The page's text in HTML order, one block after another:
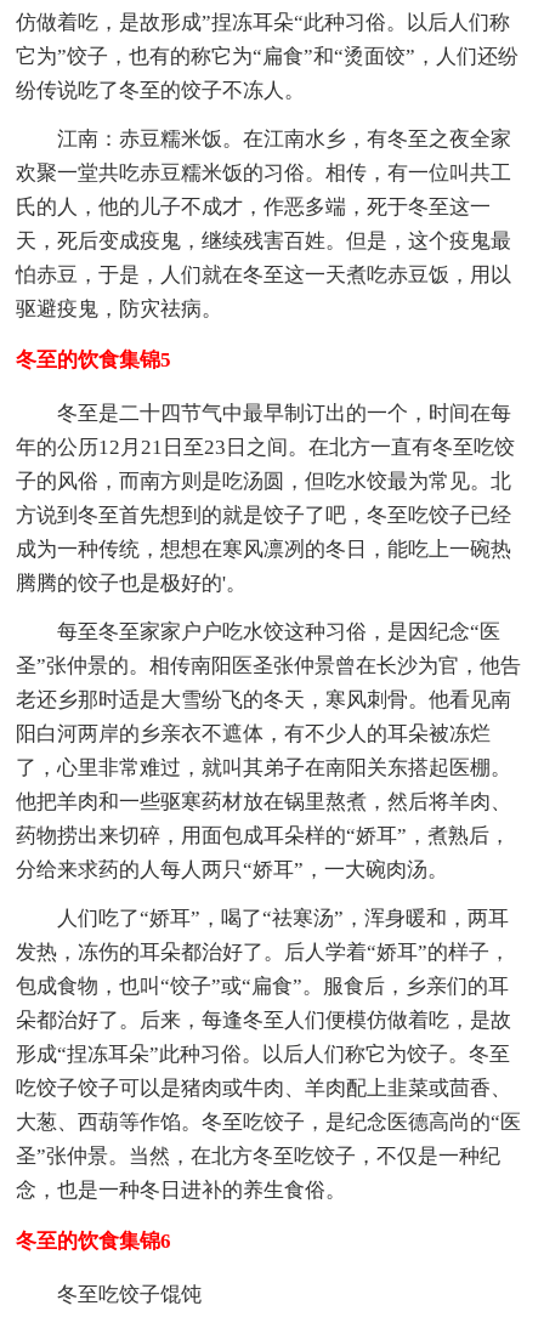
仿做着吃，是故形成”捏冻耳朵“此种习俗。以后人们称
它为”饺子，也有的称它为“扁食”和“烫面饺”，人们还纷
纷传说吃了冬至的饺子不冻人。
江南：赤豆糯米饭。在江南水乡，有冬至之夜全家
欢聚一堂共吃赤豆糯米饭的习俗。相传，有一位叫共工
氏的人，他的儿子不成才，作恶多端，死于冬至这一
天，死后变成疫鬼，继续残害百姓。但是，这个疫鬼最
怕赤豆，于是，人们就在冬至这一天煮吃赤豆饭，用以
驱避疫鬼，防灾祛病。
冬至的饮食集锦5
冬至是二十四节气中最早制订出的一个，时间在每
年的公历12月21日至23日之间。在北方一直有冬至吃饺
子的风俗，而南方则是吃汤圆，但吃水饺最为常见。北
方说到冬至首先想到的就是饺子了吧，冬至吃饺子已经
成为一种传统，想想在寒风凛冽的冬日，能吃上一碗热
腾腾的饺子也是极好的'。
每至冬至家家户户吃水饺这种习俗，是因纪念“医
圣”张仲景的。相传南阳医圣张仲景曾在长沙为官，他告
老还乡那时适是大雪纷飞的冬天，寒风刺骨。他看见南
阳白河两岸的乡亲衣不遮体，有不少人的耳朵被冻烂
了，心里非常难过，就叫其弟子在南阳关东搭起医棚。
他把羊肉和一些驱寒药材放在锅里熬煮，然后将羊肉、
药物捞出来切碎，用面包成耳朵样的“娇耳”，煮熟后，
分给来求药的人每人两只“娇耳”，一大碗肉汤。
人们吃了“娇耳”，喝了“祛寒汤”，浑身暖和，两耳
发热，冻伤的耳朵都治好了。后人学着“娇耳”的样子，
包成食物，也叫“饺子”或“扁食”。服食后，乡亲们的耳
朵都治好了。后来，每逢冬至人们便模仿做着吃，是故
形成“捏冻耳朵”此种习俗。以后人们称它为饺子。冬至
吃饺子饺子可以是猪肉或牛肉、羊肉配上韭菜或茴香、
大葱、西葫等作馅。冬至吃饺子，是纪念医德高尚的“医
圣”张仲景。当然，在北方冬至吃饺子，不仅是一种纪
念，也是一种冬日进补的养生食俗。
冬至的饮食集锦6
冬至吃饺子馄饨